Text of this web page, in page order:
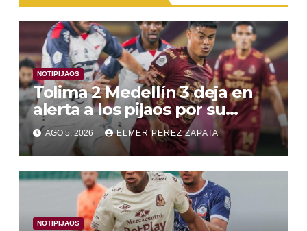
NOTIPIJAOS
Tolima 2 Medellín 3 deja en
alerta a los pijaos por su
fútbol irregular
AGO 5, 2026 ELMER PEREZ ZAPATA
NOTIPIJAOS